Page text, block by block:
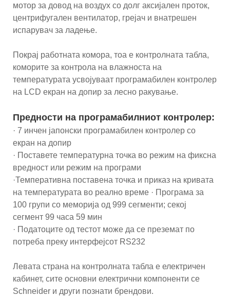
мотор за довод на воздух со долг аксијален проток,
центрифугален вентилатор, грејач и внатрешен
испарувач за ладење.
Покрај работната комора, тоа е контролната табла,
коморите за контрола на влажноста на
температурата усвојуваат програмабилен контролер
на LCD екран на допир за лесно ракување.
Предности на програмабилниот контролер:
· 7 инчен јапонски програмабилен контролер со
екран на допир
· Поставете температурна точка во режим на фиксна
вредност или режим на програми
·Температивна поставена точка и приказ на кривата
на температурата во реално време · Програма за
100 групи со меморија од 999 сегменти; секој
сегмент 99 часа 59 мин
· Податоците од тестот може да се преземат по
потреба преку интерфејсот RS232
Левата страна на контролната табла е електричен
кабинет, сите основни електрични компоненти се
Schneider и други познати брендови.